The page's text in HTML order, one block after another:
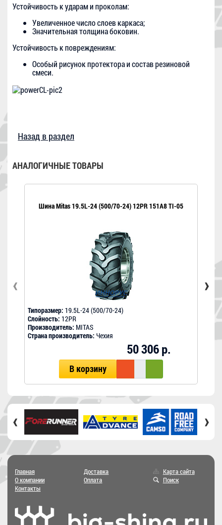
Устойчивость к ударам и проколам:
Увеличенное число слоев каркаса;
Значительная толщина боковин.
Устойчивость к повреждениям:
Особый рисунок протектора и состав резиновой
смеси.
Назад в раздел
АНАЛОГИЧНЫЕ ТОВАРЫ
Шина Mitas 19.5L-24 (500/70-24) 12PR 151A8 TI-05
Типоразмер: 19.5L-24 (500/70-24)
Слойность: 12PR
Производитель: MITAS
Страна производитель: Чехия
50 306 р.
В корзину
‹ ›
‹ ›
Главная
О компании
Контакты
Доставка
Оплата
Карта сайта
Поиск